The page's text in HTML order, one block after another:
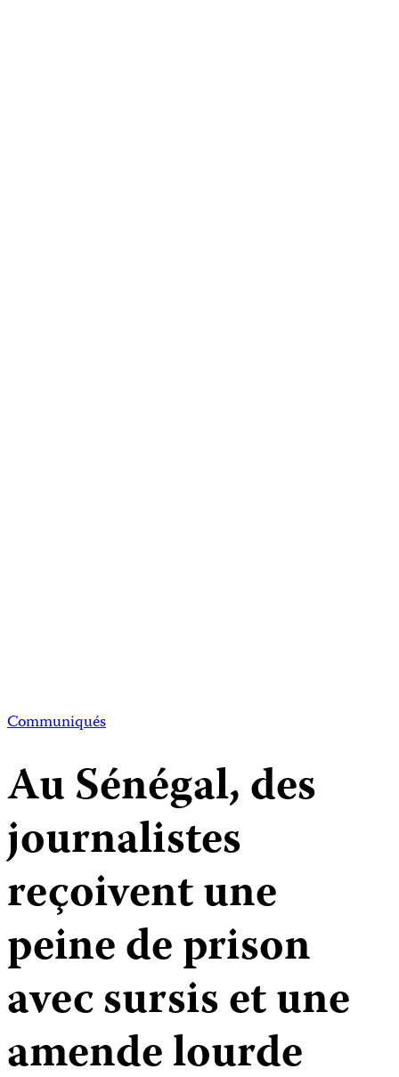
Communiqués
Au Sénégal, des
journalistes
reçoivent une
peine de prison
avec sursis et une
amende lourde